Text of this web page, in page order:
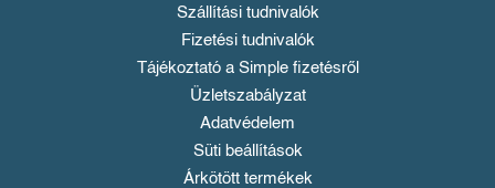
Szállítási tudnivalók
Fizetési tudnivalók
Tájékoztató a Simple fizetésről
Üzletszabályzat
Adatvédelem
Süti beállítások
Árkötött termékek